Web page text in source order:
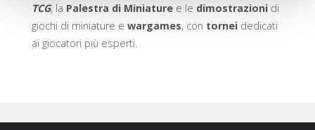
TCG, la Palestra di Miniaturee le dimostrazionidi
giochi di miniature e wargames, con torneidedicati
ai giocatori più esperti.